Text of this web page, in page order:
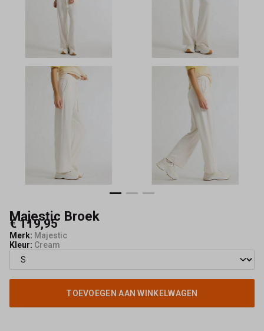
Majestic Broek
€ 119,95
Merk: Majestic
Kleur: Cream
TOEVOEGEN AAN WINKELWAGEN